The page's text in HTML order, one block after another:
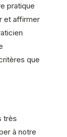
pratique
et affirmer
que
très
à notre